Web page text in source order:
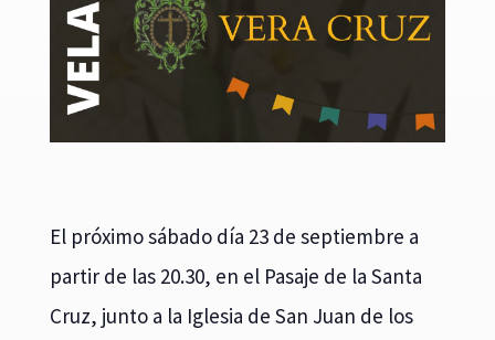
El próximo sábado día 23 de septiembre a
partir de las 20.30, en el Pasaje de la Santa
Cruz, junto a la Iglesia de San Juan de los